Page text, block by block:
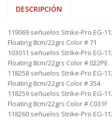
DESCRIPCIÓN
119069 señuelos Strike-Pro EG-
Floating 8cm/22grs Color # 71
103011 señuelos Strike-Pro EG-
Floating 8cm/22grs Color # 022PE
118258 señuelos Strike-Pro EG-
Floating 8cm/22grs Color # 354
118259 señuelos Strike-Pro EG-
Floating 8cm/22grs Color # C031F
118260 señuelos Strike-Pro EG-